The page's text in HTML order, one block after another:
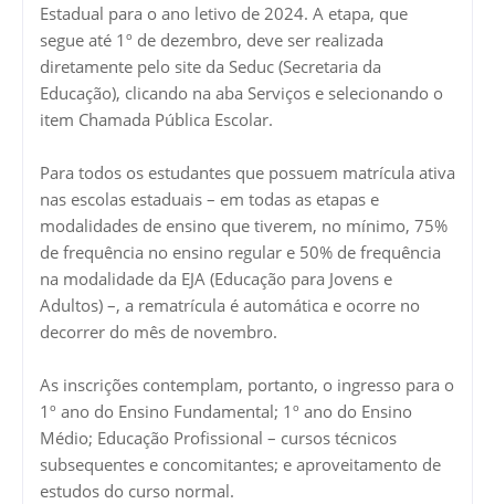
Estadual para o ano letivo de 2024. A etapa, que
segue até 1º de dezembro, deve ser realizada
diretamente pelo site da Seduc (Secretaria da
Educação), clicando na aba Serviços e selecionando o
item Chamada Pública Escolar.
Para todos os estudantes que possuem matrícula ativa
nas escolas estaduais – em todas as etapas e
modalidades de ensino que tiverem, no mínimo, 75%
de frequência no ensino regular e 50% de frequência
na modalidade da EJA (Educação para Jovens e
Adultos) –, a rematrícula é automática e ocorre no
decorrer do mês de novembro.
As inscrições contemplam, portanto, o ingresso para o
1º ano do Ensino Fundamental; 1º ano do Ensino
Médio; Educação Profissional – cursos técnicos
subsequentes e concomitantes; e aproveitamento de
estudos do curso normal.